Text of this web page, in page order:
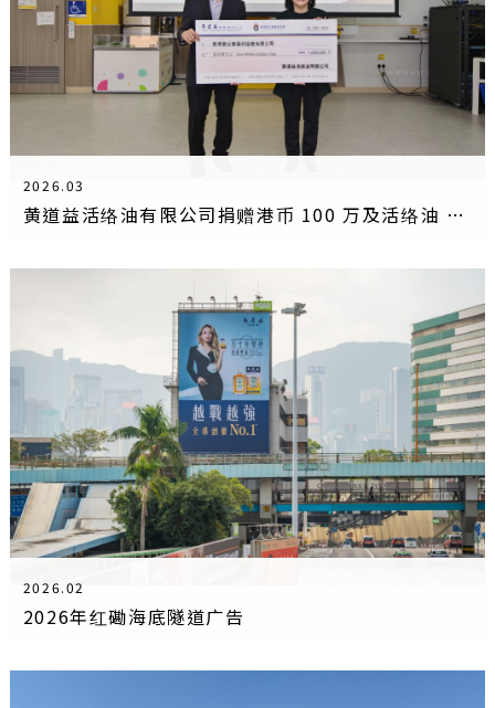
2026.03
黄道益活络油有限公司捐赠港币 100 万及活络油 支持圣公会大埔火灾支持工作
2026.02
2026年红磡海底隧道广告